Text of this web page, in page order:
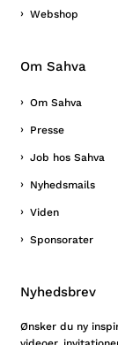
Webshop
Om Sahva
Om Sahva
Presse
Job hos Sahva
Nyhedsmails
Viden
Sponsorater
Nyhedsbrev
Ønsker du ny